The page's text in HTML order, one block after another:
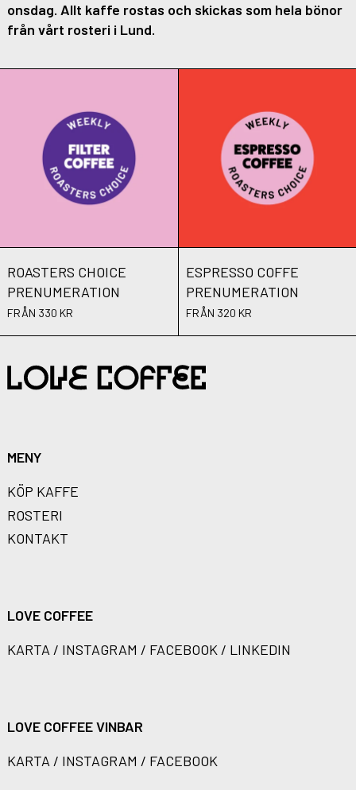
onsdag. Allt kaffe rostas och skickas som hela bönor
från vårt rosteri i Lund.
ROASTERS CHOICE
PRENUMERATION
FRÅN 330 KR
ESPRESSO COFFE
PRENUMERATION
FRÅN 320 KR
MENY
KÖP KAFFE
ROSTERI
KONTAKT
LOVE COFFEE
KARTA / INSTAGRAM / FACEBOOK / LINKEDIN
LOVE COFFEE VINBAR
KARTA / INSTAGRAM / FACEBOOK